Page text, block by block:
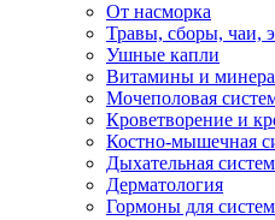
От насморка
Травы, сборы, чаи,
Ушные капли
Витамины и
Мочеполовая
Кроветворение и
Костно-мышечная
Дыхательная
Дерматология
Гормоны для